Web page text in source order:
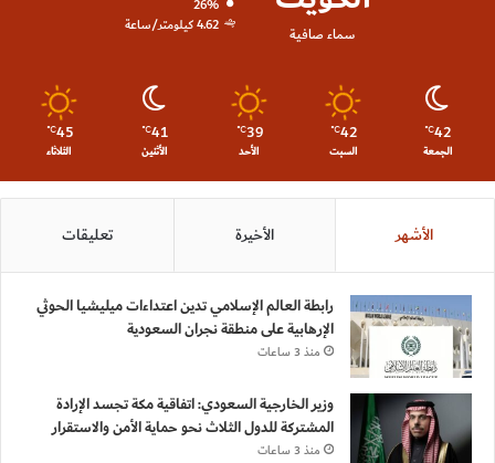
سماء صافية
26%
4.62 كيلومتر/ساعة
42
℃
الجمعة
42
℃
السبت
39
℃
الأحد
41
℃
الأثنين
45
℃
الثلاثاء
الأشهر الأخيرة تعليقات
رابطة العالم الإسلامي تدين اعتداءات ميليشيا الحوثي
الإرهابية على منطقة نجران السعودية
منذ 3 ساعات
وزير الخارجية السعودي: اتفاقية مكة تجسد الإرادة
المشتركة للدول الثلاث نحو حماية الأمن والاستقرار
منذ 3 ساعات